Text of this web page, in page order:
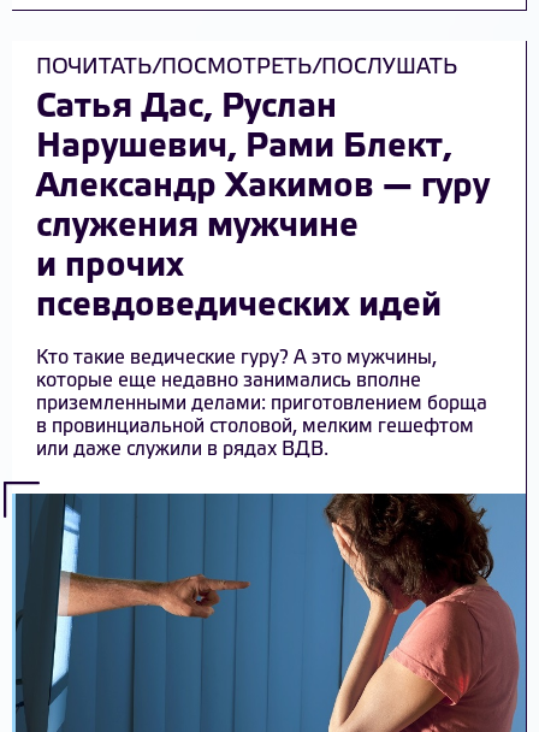
ПОЧИТАТЬ/ПОСМОТРЕТЬ/ПОСЛУШАТЬ
Сатья Дас, Руслан
Нарушевич, Рами Блект,
Александр Хакимов — гуру
служения мужчине
и прочих
псевдоведических идей
Кто такие ведические гуру? А это мужчины,
которые еще недавно занимались вполне
приземленными делами: приготовлением борща
в провинциальной столовой, мелким гешефтом
или даже служили в рядах ВДВ.